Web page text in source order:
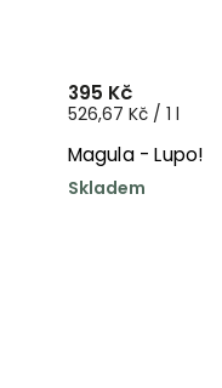
Magula - Lupo!
Skladem
395 Kč
526,67 Kč / 1 l